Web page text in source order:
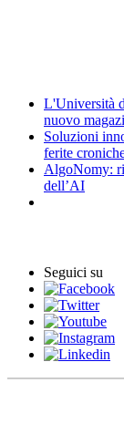
L'Università
nuovo
Soluzioni
ferite
AlgoNomy:
dell’AI
Seguici su